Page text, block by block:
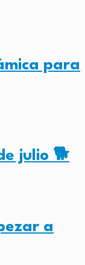
para
julio 🐕
a